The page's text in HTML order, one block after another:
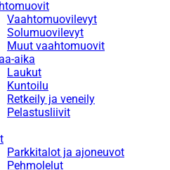
Vaahtomuovilevyt
Solumuovilevyt
Muut vaahtomuovit
aika
Laukut
Kuntoilu
Retkeily ja veneily
Pelastusliivit
Parkkitalot ja ajoneuvot
Pehmolelut